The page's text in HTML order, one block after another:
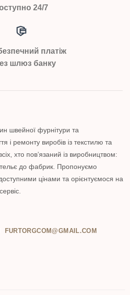
24/7
платіж
шлюз банку
швейної фурнітури та
і ремонту виробів із текстилю та
хто пов’язаний із виробництвом:
до фабрик. Пропонуємо
цінами та орієнтуємося на
FURTORGCOM@GMAIL.COM